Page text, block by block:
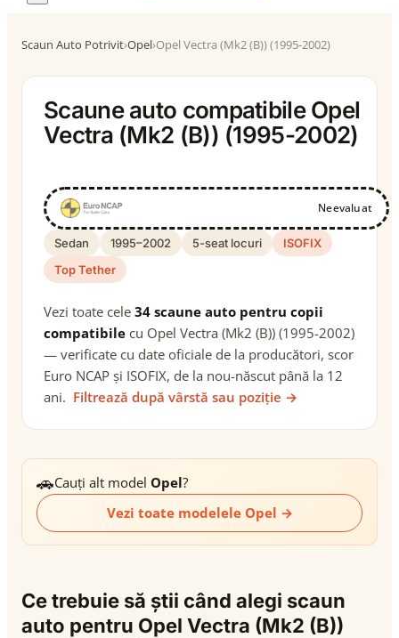
Scaun Auto Potrivit›Opel›Opel Vectra (Mk2 (B)) (1995-2002)
Scaune auto compatibile Opel
Vectra (Mk2 (B)) (1995-2002)
Neevaluat
Sedan 1995–2002 5-seat locuri
ISOFIX
Top Tether
Vezi toate cele 34 scaune auto pentru copii
compatibile cu Opel Vectra (Mk2 (B)) (1995-2002)
— verificate cu date oficiale de la producători, scor
Euro NCAP și ISOFIX, de la nou-născut până la 12
ani. Filtrează după vârstă sau poziție →
🚗Cauți alt model Opel?
Vezi toate modelele Opel →
Ce trebuie să știi când alegi scaun
auto pentru Opel Vectra (Mk2 (B))